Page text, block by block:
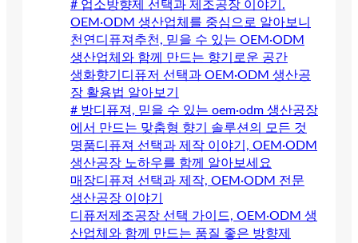
# 업소방향제 선택과 제조공장 이야기.
OEM·ODM 생산업체를 중심으로 알아보니
천연디퓨져추천, 믿을 수 있는 OEM·ODM
생산업체와 함께 만드는 향기로운 공간
생화향기디퓨저 선택과 OEM·ODM 생산공
장 활용법 알아보기
# 방디퓨져, 믿을 수 있는 oem·odm 생산공장
에서 만드는 맞춤형 향기 솔루션의 모든 것
명품디퓨져 선택과 제작 이야기, OEM·ODM
생산공장 노하우를 함께 알아보세요
매장디퓨져 선택과 제작, OEM·ODM 전문
생산공장 이야기
디퓨저제조공장 선택 가이드, OEM·ODM 생
산업체와 함께 만드는 품질 좋은 방향제